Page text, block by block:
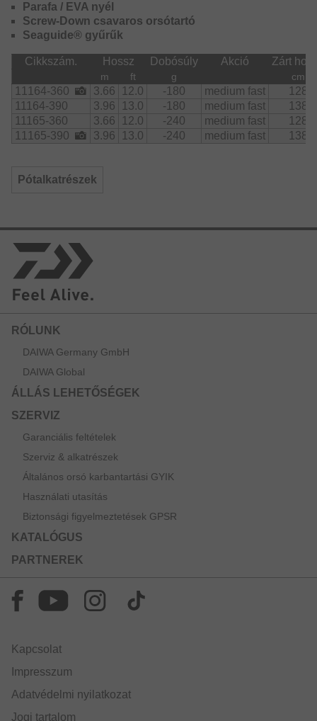
Parafa / EVA nyél
Screw-Down csavaros orsótartó
Seaguide® gyűrűk
Cikkszám. Hossz Dobósúly Akció Zárt
m ft g cm
11164-360 3.66 12.0 -180 medium fast
128
11164-390
3.96 13.0 -180 medium fast
138
11165-360
3.66 12.0 -240 medium fast
128
11165-390
3.96 13.0 -240 medium fast 138
Pótalkatrészek
RÓLUNK
DAIWA Germany GmbH
DAIWA Global
ÁLLÁS LEHETŐSÉGEK
SZERVIZ
Garanciális feltételek
Szerviz & alkatrészek
Általános orsó karbantartási GYIK
Használati utasítás
Biztonsági figyelmeztetések GPSR
KATALÓGUS
PARTNEREK
Kapcsolat
Impresszum
Adatvédelmi nyilatkozat
Jogi tartalom